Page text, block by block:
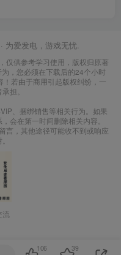
· 为爱发电，游戏无忧.
仅供参考学习使用，版权归原著
，您必须在下载后的24个小时
若由于商用引起版权纠纷，一
担。
、捆绑销售等相关行为。如果
会在第一时间删除相关内容。
言，其他途径可能收不到或响应
流
106 39